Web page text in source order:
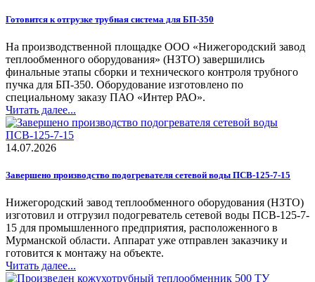
Готовится к отгрузке трубная система для БП-350
На производственной площадке ООО «Нижегородский завод
теплообменного оборудования» (НЗТО) завершились
финальные этапы сборки и технического контроля трубного
пучка для БП-350. Оборудование изготовлено по
специальному заказу ПАО «Интер РАО».
Читать далее...
14.07.2026
Завершено производство подогревателя сетевой воды ПСВ-125-7-15
Нижегородский завод теплообменного оборудования (НЗТО)
изготовил и отгрузил подогреватель сетевой воды ПСВ-125-7-
15 для промышленного предприятия, расположенного в
Мурманской области. Аппарат уже отправлен заказчику и
готовится к монтажу на объекте.
Читать далее...